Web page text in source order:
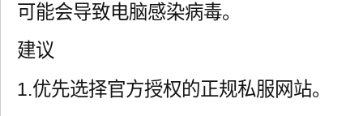
可能会导致电脑感染病毒。
建议
1.优先选择官方授权的正规私服网站。